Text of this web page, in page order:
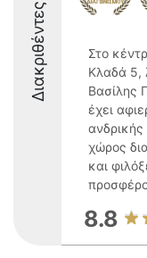
Διακριθέντες
Στο
Κλαδά 5,
Βασίλης
έχει
ανδρικής
χώρος
και
8.8